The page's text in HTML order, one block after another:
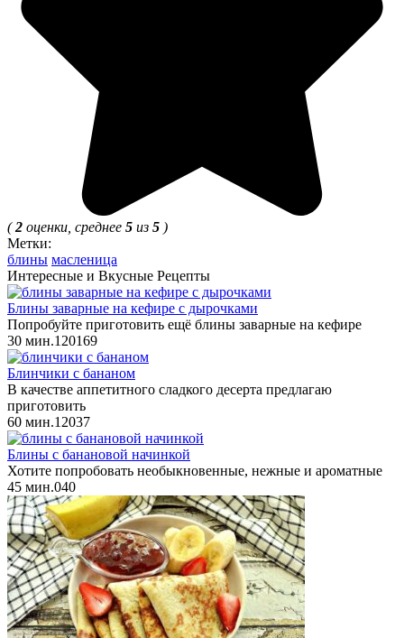
(2 оценки, среднее 5 из 5 )
Метки:
блины масленица
Интересные и Вкусные Рецепты
Блины заварные на кефире с дырочками
Попробуйте приготовить ещё блины заварные на кефире
30 мин.120169
Блинчики с бананом
В качестве аппетитного сладкого десерта предлагаю
приготовить
60 мин.12037
Блины с банановой начинкой
Хотите попробовать необыкновенные, нежные и ароматные
45 мин.040